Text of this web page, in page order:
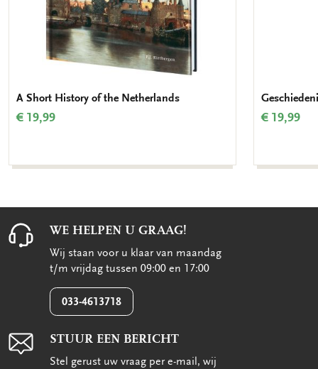
A Short History of the Netherlands
€ 19,99 € 19,99
WE HELPEN U GRAAG!
Wij staan voor u klaar van maandag
t/m vrijdag tussen 09:00 en 17:00
033-4613718
STUUR EEN BERICHT
Stel gerust uw vraag per e-mail, wij